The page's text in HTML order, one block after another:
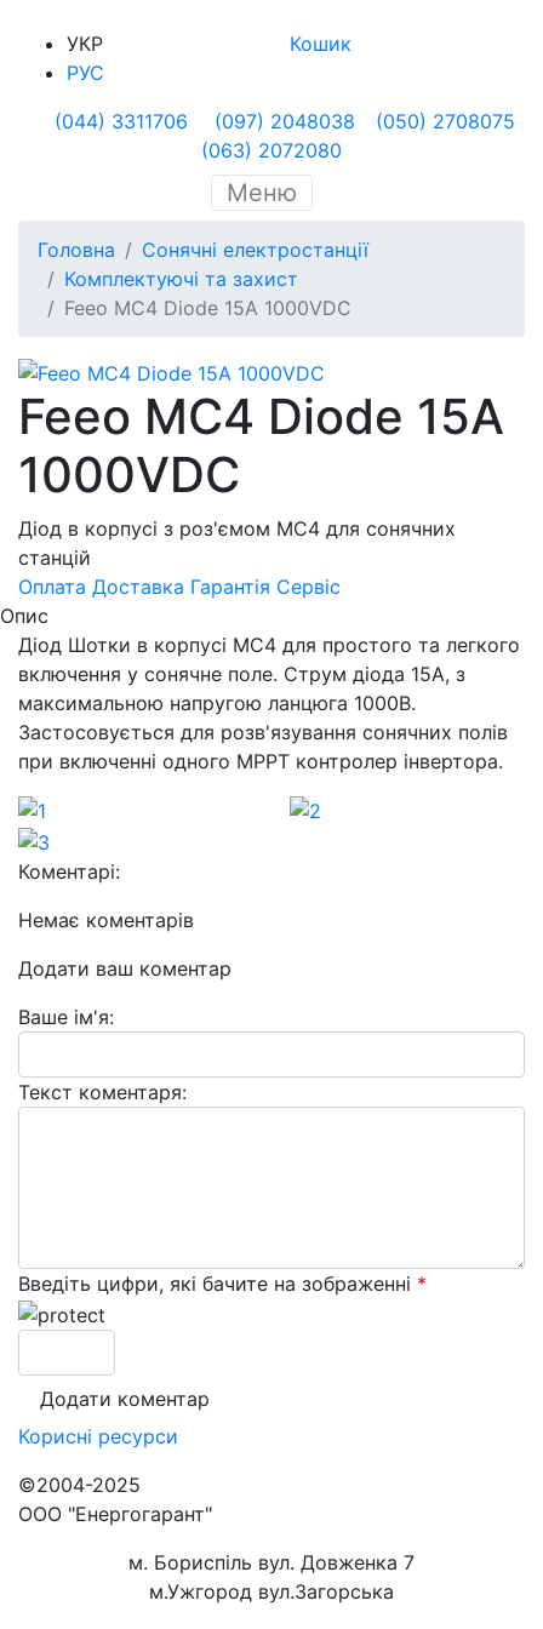
УКР
РУС
Кошик
(044) 3311706 (097) 2048038
(050) 2708075
(063) 2072080
Меню
Головна
Сонячні електростанції
Комплектуючі та захист
Feeo MC4 Diode 15A 1000VDC
Feeo MC4 Diode 15A
1000VDC
Діод в корпусі з роз'ємом МС4 для сонячних
станцій
Оплата Доставка Гарантія Сервіс
Опис
Діод Шотки в корпусі МС4 для простого та легкого
включення у сонячне поле. Струм діода 15А, з
максимальною напругою ланцюга 1000В.
Застосовується для розв'язування сонячних полів
при включенні одного МРРТ контролер інвертора.
Коментарі:
Немає коментарів
Додати ваш коментар
Ваше ім'я:
Текст коментаря:
Введіть цифри, які бачите на зображенні *
Корисні ресурси
©2004-2025
ООО "Енергогарант"
м. Бориспіль вул. Довженка 7
м.Ужгород вул.Загорська